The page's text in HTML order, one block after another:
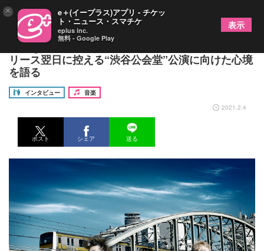
cali≠gari 新作『15予告版』に込めた想い、そのリ
リース翌日に控える“渋谷公会堂”公演に向けた心境
を語る
インタビュー
音楽
2021.2.4
ポスト シェア 送る
× e＋(イープラス)アプリ - チケッ
ト・ニュース・スマチケ
eplus inc.
無料 - Google Play
表示